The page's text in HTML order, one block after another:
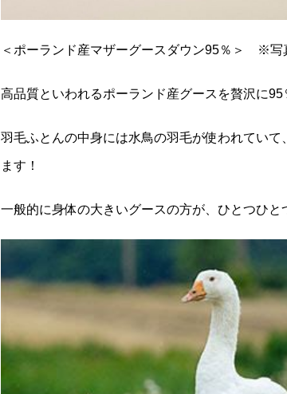
＜ポーランド産マザーグースダウン95％＞ ※写
高品質といわれるポーランド産グースを贅沢に
羽毛ふとんの中身には水鳥の羽毛が使われてい
ます！
一般的に身体の大きいグースの方が、ひとつひ